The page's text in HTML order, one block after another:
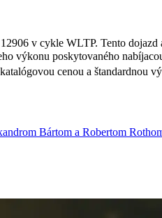
v cykle WLTP. Tento
výkonu poskytovaného
cenou a štandardnou
Bártom a Robertom